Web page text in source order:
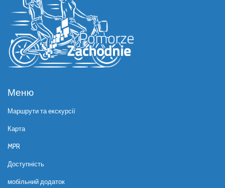
Меню
Маршрути та екскурсії
Карта
MPR
Доступність
мобільний додаток